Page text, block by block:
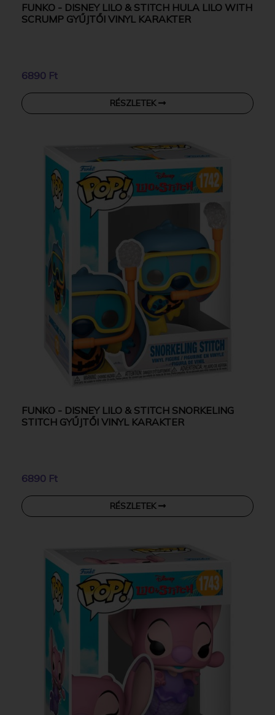
FUNKO - DISNEY LILO & STITCH HULA LILO WITH
SCRUMP GYŰJTŐI VINYL KARAKTER
6890 Ft
RÉSZLETEK
FUNKO - DISNEY LILO & STITCH SNORKELING
STITCH GYŰJTŐI VINYL KARAKTER
6890 Ft
RÉSZLETEK